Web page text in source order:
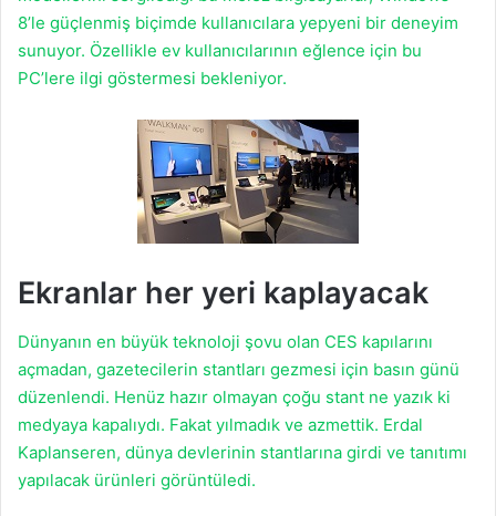
8’le güçlenmiş biçimde kullanıcılara yepyeni bir deneyim
sunuyor. Özellikle ev kullanıcılarının eğlence için bu
PC’lere ilgi göstermesi bekleniyor.
Ekranlar her yeri kaplayacak
Dünyanın en büyük teknoloji şovu olan CES kapılarını
açmadan, gazetecilerin stantları gezmesi için basın günü
düzenlendi. Henüz hazır olmayan çoğu stant ne yazık ki
medyaya kapalıydı. Fakat yılmadık ve azmettik. Erdal
Kaplanseren, dünya devlerinin stantlarına girdi ve tanıtımı
yapılacak ürünleri görüntüledi.